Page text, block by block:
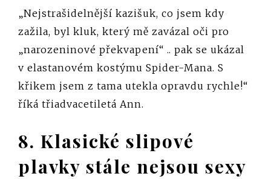
„Nejstrašidelnější kazišuk, co jsem kdy
zažila, byl kluk, který mě zavázal oči pro
„narozeninové překvapení“ .. pak se ukázal
v elastanovém kostýmu Spider-Mana. S
křikem jsem z tama utekla opravdu rychle!“
říká třiadvacetiletá Ann.
8. Klasické slipové
plavky stále nejsou sexy